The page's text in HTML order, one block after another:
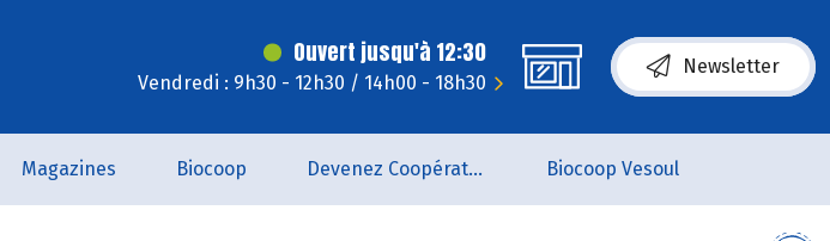
Ouvert jusqu'à 12:30
Vendredi : 9h30 - 12h30 / 14h00 - 18h30
Newsletter
Magazines Biocoop Devenez Coopérateur Biocoop Vesoul